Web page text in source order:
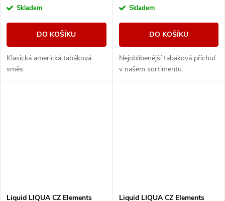
Skladem
DO KOŠÍKU
Klasická americká tabáková
směs.
Skladem
DO KOŠÍKU
Nejoblíbenější tabáková příchuť
v našem sortimentu.
Liquid LIQUA CZ Elements
Liquid LIQUA CZ Elements